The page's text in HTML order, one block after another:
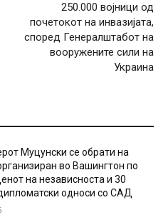
250.000 војници од
почетокот на инвазијата,
според Генералштабот на
вооружените сили на
Украина
Муцунски се обрати на
во Вашингтон по
на независноста и 30
односи со САД